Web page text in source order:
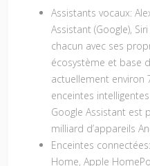
Assistants vocaux:
Assistant (Google),
chacun avec ses
écosystème et base
actuellement environ
enceintes
Google Assistant est
milliard d’appareils
Enceintes connectées:
Home, Apple